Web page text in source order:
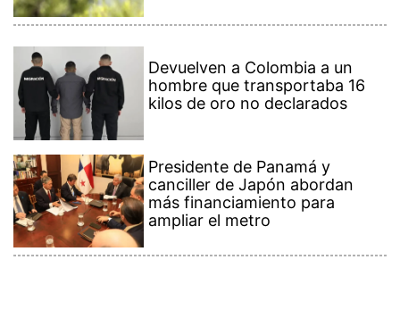
Devuelven a Colombia a un
hombre que transportaba 16
kilos de oro no declarados
Presidente de Panamá y
canciller de Japón abordan
más financiamiento para
ampliar el metro